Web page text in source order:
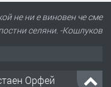
не ни е виновен че сме
селяни. -Кошлуков
Орфей